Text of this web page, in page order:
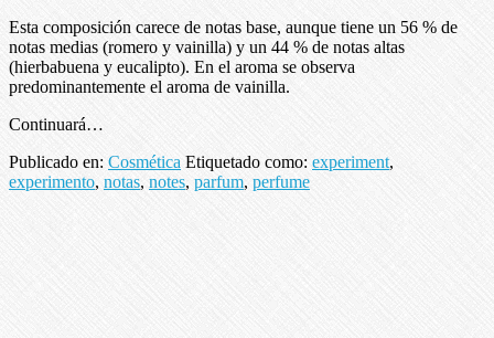
Esta composición carece de notas base, aunque tiene un 56 % de
notas medias (romero y vainilla) y un 44 % de notas altas
(hierbabuena y eucalipto). En el aroma se observa
predominantemente el aroma de vainilla.
Continuará…
Publicado en: Cosmética Etiquetado como: experiment,
experimento, notas, notes, parfum, perfume